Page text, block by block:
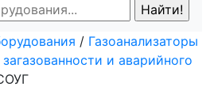
/ Газоанализаторы
и аварийного